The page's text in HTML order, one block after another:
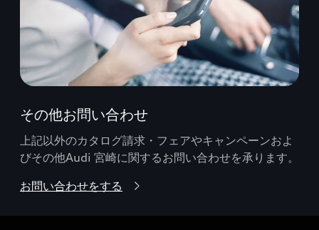
その他お問い合わせ
上記以外のカタログ請求・フェアやキャンペーンおよ
びその他Audi 宮崎に関するお問い合わせを承ります。
お問い合わせをする